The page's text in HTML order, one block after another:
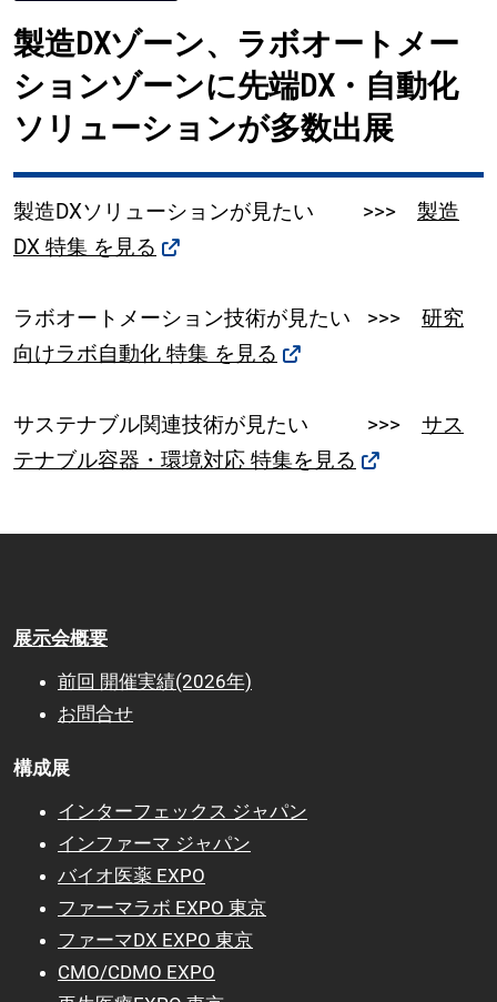
製造DXゾーン、ラボオートメー
ションゾーンに先端DX・自動化
ソリューションが多数出展
製造DXソリューションが見たい >>> 製造
DX 特集 を見る
ラボオートメーション技術が見たい >>> 研究
向けラボ自動化 特集 を見る
サステナブル関連技術が見たい >>> サス
テナブル容器・環境対応 特集を見る
展示会概要
前回 開催実績(2026年)
お問合せ
構成展
インターフェックス ジャパン
インファーマ ジャパン
バイオ医薬 EXPO
ファーマラボ EXPO 東京
ファーマDX EXPO 東京
CMO/CDMO EXPO